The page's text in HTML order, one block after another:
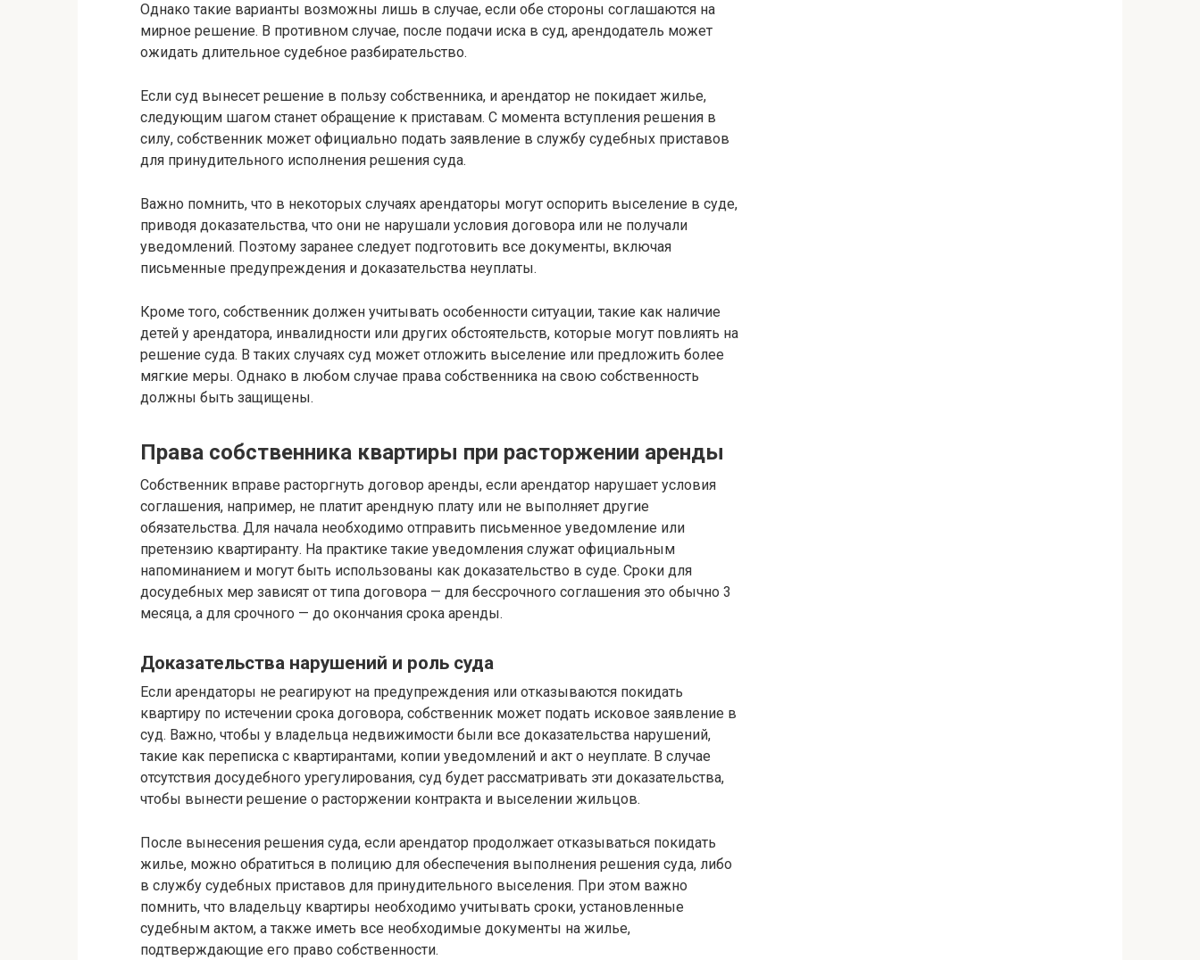
Однако такие варианты возможны лишь в случае, если обе стороны соглашаются на
мирное решение. В противном случае, после подачи иска в суд, арендодатель может
ожидать длительное судебное разбирательство.
Если суд вынесет решение в пользу собственника, и арендатор не покидает жилье,
следующим шагом станет обращение к приставам. С момента вступления решения в
силу, собственник может официально подать заявление в службу судебных приставов
для принудительного исполнения решения суда.
Важно помнить, что в некоторых случаях арендаторы могут оспорить выселение в суде,
приводя доказательства, что они не нарушали условия договора или не получали
уведомлений. Поэтому заранее следует подготовить все документы, включая
письменные предупреждения и доказательства неуплаты.
Кроме того, собственник должен учитывать особенности ситуации, такие как наличие
детей у арендатора, инвалидности или других обстоятельств, которые могут повлиять на
решение суда. В таких случаях суд может отложить выселение или предложить более
мягкие меры. Однако в любом случае права собственника на свою собственность
должны быть защищены.
Права собственника квартиры при расторжении аренды
Собственник вправе расторгнуть договор аренды, если арендатор нарушает условия
соглашения, например, не платит арендную плату или не выполняет другие
обязательства. Для начала необходимо отправить письменное уведомление или
претензию квартиранту. На практике такие уведомления служат официальным
напоминанием и могут быть использованы как доказательство в суде. Сроки для
досудебных мер зависят от типа договора — для бессрочного соглашения это обычно 3
месяца, а для срочного — до окончания срока аренды.
Доказательства нарушений и роль суда
Если арендаторы не реагируют на предупреждения или отказываются покидать
квартиру по истечении срока договора, собственник может подать исковое заявление в
суд. Важно, чтобы у владельца недвижимости были все доказательства нарушений,
такие как переписка с квартирантами, копии уведомлений и акт о неуплате. В случае
отсутствия досудебного урегулирования, суд будет рассматривать эти доказательства,
чтобы вынести решение о расторжении контракта и выселении жильцов.
После вынесения решения суда, если арендатор продолжает отказываться покидать
жилье, можно обратиться в полицию для обеспечения выполнения решения суда, либо
в службу судебных приставов для принудительного выселения. При этом важно
помнить, что владельцу квартиры необходимо учитывать сроки, установленные
судебным актом, а также иметь все необходимые документы на жилье,
подтверждающие его право собственности.